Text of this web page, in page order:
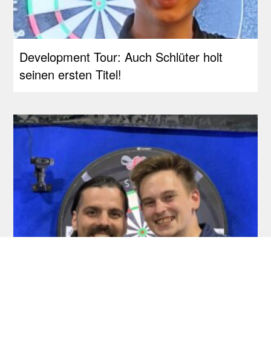
Development Tour: Auch Schlüter holt
seinen ersten Titel!